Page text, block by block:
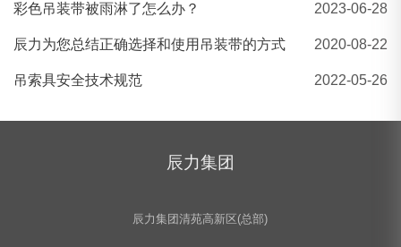
彩色吊装带被雨淋了怎么办？ 2023-06-28
辰力为您总结正确选择和使用吊装带的方式 2020-08-22
吊索具安全技术规范 2022-05-26
辰力集团
辰力集团清苑高新区(总部)